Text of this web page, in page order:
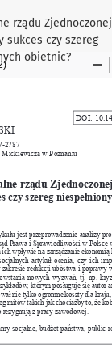
artykułu
rządu Zjednoczonej
sukces czy szereg
obietnic?